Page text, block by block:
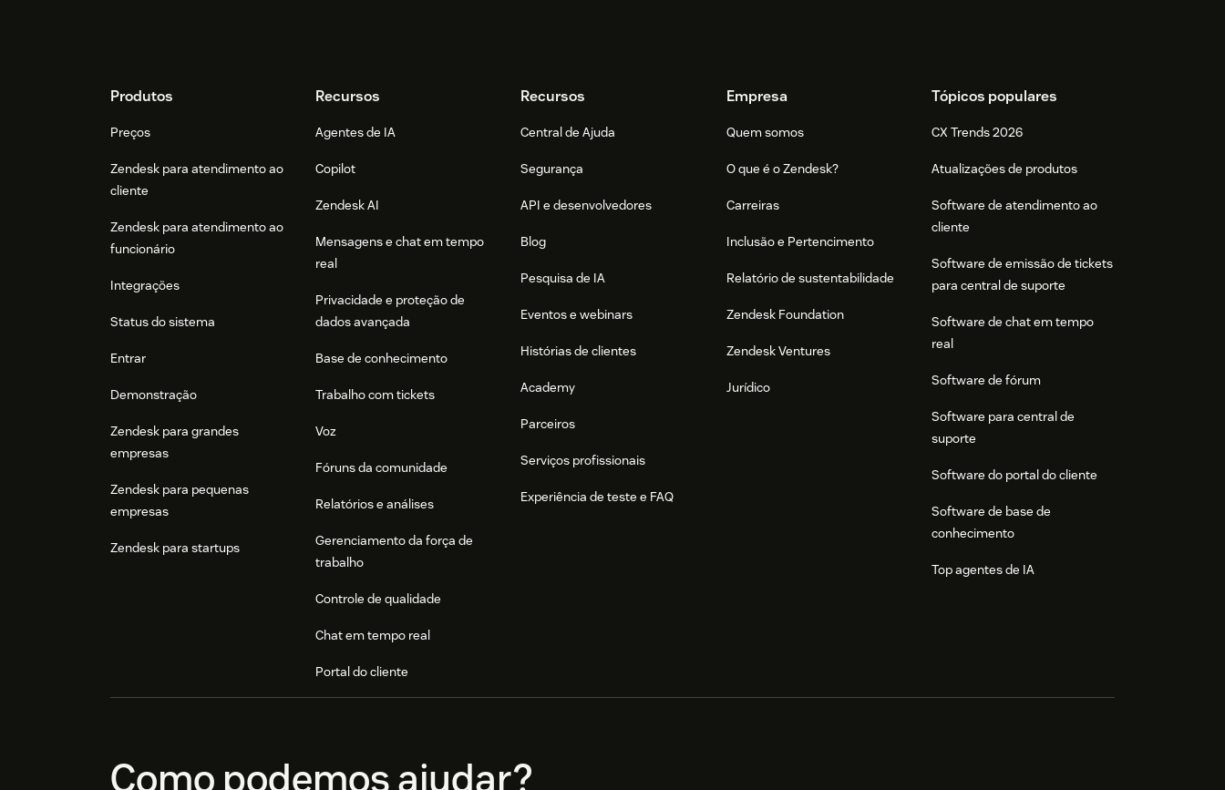
FooterProdutos
Preços
Zendesk para atendimento ao
cliente
Zendesk para atendimento ao
funcionário
Integrações
Status do sistema
Entrar
Demonstração
Zendesk para grandes
empresas
Zendesk para pequenas
empresas
Zendesk para startups
Recursos
Agentes de IA
Copilot
Zendesk AI
Mensagens e chat em tempo
real
Privacidade e proteção de
dados avançada
Base de conhecimento
Trabalho com tickets
Voz
Fóruns da comunidade
Relatórios e análises
Gerenciamento da força de
trabalho
Controle de qualidade
Chat em tempo real
Portal do cliente
Recursos
Central de Ajuda
Segurança
API e desenvolvedores
Blog
Pesquisa de IA
Eventos e webinars
Histórias de clientes
Academy
Parceiros
Serviços profissionais
Experiência de teste e FAQ
Empresa
Quem somos
O que é o Zendesk?
Carreiras
Inclusão e Pertencimento
Relatório de sustentabilidade
Zendesk Foundation
Zendesk Ventures
Jurídico
Tópicos populares
CX Trends 2026
Atualizações de produtos
Software de atendimento ao
cliente
Software de emissão de tickets
para central de suporte
Software de chat em tempo
real
Software de fórum
Software para central de
suporte
Software do portal do cliente
Software de base de
conhecimento
Top agentes de IA
Como podemos ajudar?